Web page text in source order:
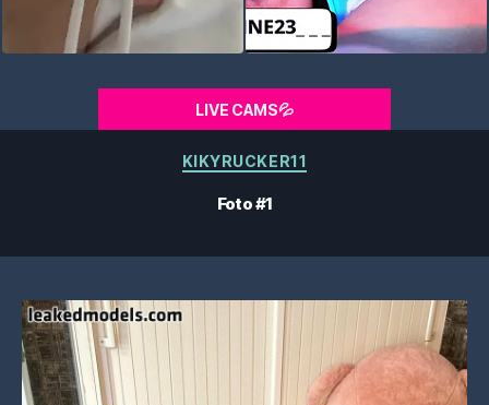
LIVE CAMS💦
Kategorier
KIKYRUCKER11
Foto #1